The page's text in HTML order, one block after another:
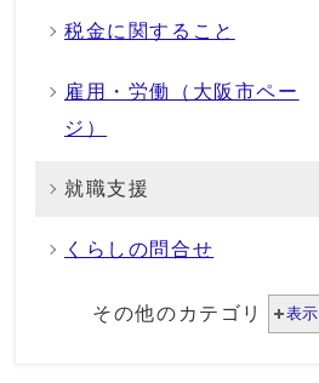
税金に関すること
雇用・労働（大阪市ペー
ジ）
就職支援
くらしの問合せ
その他のカテゴリ 表示